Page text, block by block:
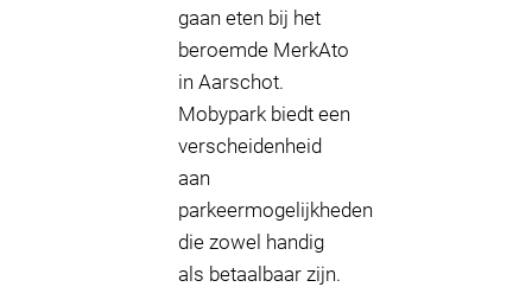
gaan eten bij het
beroemde MerkAto
in Aarschot.
Mobypark biedt een
verscheidenheid
aan
parkeermogelijkheden
die zowel handig
als betaalbaar zijn.